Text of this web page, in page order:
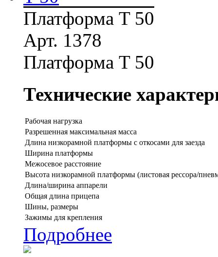
Платформа T 50
Арт. 1378
Платформа T 50
Технические
Рабочая нагрузка
Разрешенная максимальная масса
Длина низкорамной платформы с откосами для заезда
Ширина платформы
Межосевое расстояние
Высота низкорамной платформы (листовая рессора/
Длина/ширина аппарели
Общая длина прицепа
Шины, размеры
Зажимы для крепления
Подробнее